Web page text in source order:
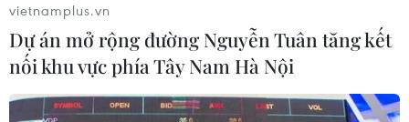
vietnamplus.vn
Dự án mở rộng đường Nguyễn Tuân tăng kết
nối khu vực phía Tây Nam Hà Nội